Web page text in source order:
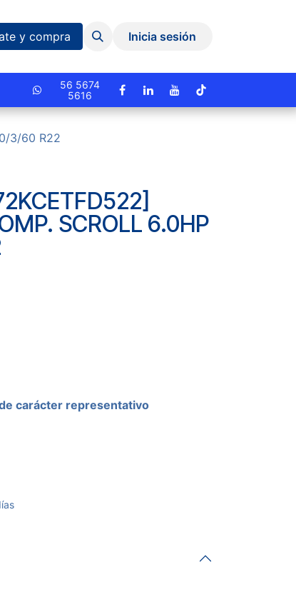
y Capacitaciones Quiniela
y compra Inicia sesión
56 5674
5616
3/60 R22
SCROLL 6.0HP
carácter representativo